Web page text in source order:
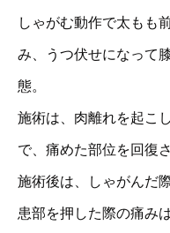
しゃがむ動作で太もも
み、うつ伏せになって
態。
施術は、肉離れを起こ
で、痛めた部位を回復
施術後は、しゃがんだ
患部を押した際の痛み